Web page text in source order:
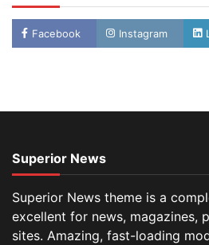
Facebook Instagram
Superior News
Superior News theme is a
excellent for news, magazines,
sites. Amazing, fast-loading